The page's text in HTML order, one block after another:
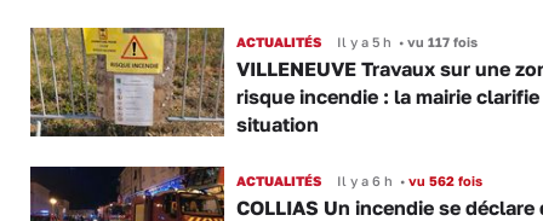
ACTUALITÉS Il y a 5 h •vu 117 fois
VILLENEUVE Travaux sur une
risque incendie : la mairie
situation
ACTUALITÉS Il y a 6 h •vu 562 fois
COLLIAS Un incendie se déclare